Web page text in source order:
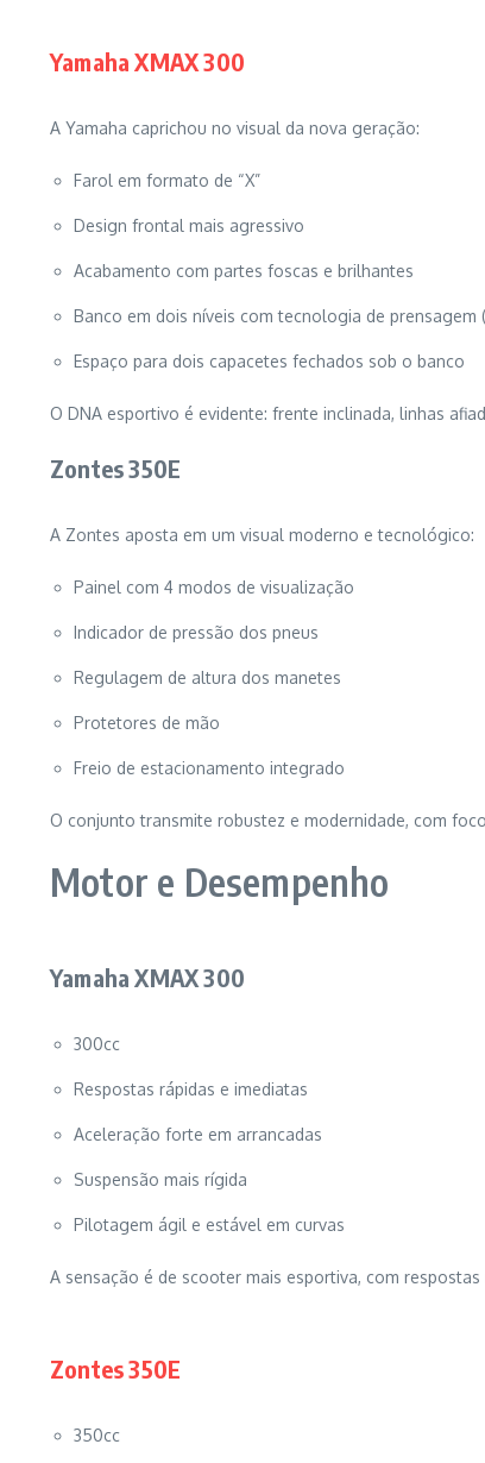
Yamaha XMAX 300
A Yamaha caprichou no visual da nova geração:
Farol em formato de “X”
Design frontal mais agressivo
Acabamento com partes foscas e brilhantes
Banco em dois níveis com tecnologia de prensagem
Espaço para dois capacetes fechados sob o banco
O DNA esportivo é evidente: frente inclinada, linhas
Zontes 350E
A Zontes aposta em um visual moderno e tecnológico:
Painel com 4 modos de visualização
Indicador de pressão dos pneus
Regulagem de altura dos manetes
Protetores de mão
Freio de estacionamento integrado
O conjunto transmite robustez e modernidade, com
Motor e Desempenho
Yamaha XMAX 300
300cc
Respostas rápidas e imediatas
Aceleração forte em arrancadas
Suspensão mais rígida
Pilotagem ágil e estável em curvas
A sensação é de scooter mais esportiva, com
Zontes 350E
350cc